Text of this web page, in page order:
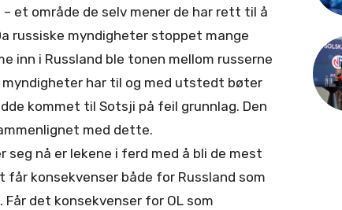
et område de selv mener de har rett til å
russiske myndigheter stoppet mange
inn i Russland ble tonen mellom russerne
har til og med utstedt bøter
kommet til Sotsji på feil grunnlag. Den
med dette.
seg nå er lekene i ferd med å bli de mest
konsekvenser både for Russland som
Får det konsekvenser for OL som